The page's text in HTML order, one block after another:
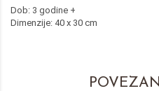
Dob: 3 godine +
Dimenzije: 40 x 30 cm